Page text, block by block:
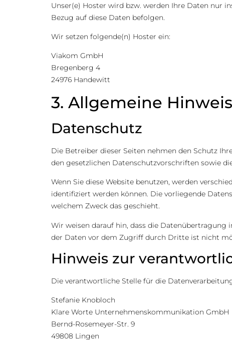
Unser(e) Hoster wird bzw. werden Ihre Daten nur
Bezug auf diese Daten befolgen.
Wir setzen folgende(n) Hoster ein:
Viakom GmbH
Bregenberg 4
24976 Handewitt
3. Allgemeine
Datenschutz
Die Betreiber dieser Seiten nehmen den Schutz
den gesetzlichen Datenschutzvorschriften sowie
Wenn Sie diese Website benutzen, werden
identifiziert werden können. Die vorliegende
welchem Zweck das geschieht.
Wir weisen darauf hin, dass die
der Daten vor dem Zugriff durch Dritte ist nicht
Hinweis zur
Die verantwortliche Stelle für die
Stefanie Knobloch
Klare Worte Unternehmenskommunikation GmbH
Bernd-Rosemeyer-Str. 9
49808 Lingen